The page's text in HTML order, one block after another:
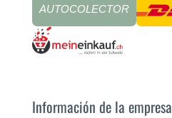
AUTOCOLECTOR
Información de la empresa